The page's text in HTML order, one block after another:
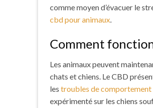
comme moyen d’évacuer le
cbd pour animaux
Comment
Les animaux peuvent
chats et chiens. Le CBD
les troubles de comportement
expérimenté sur les chiens